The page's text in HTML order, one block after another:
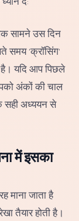
सामने उस दिन
समय 'क्रॉसिंग'
है। यदि आप पिछले
अंकों की चाल
सही अध्ययन से
में इसका
माना जाता है
तैयार होती है।